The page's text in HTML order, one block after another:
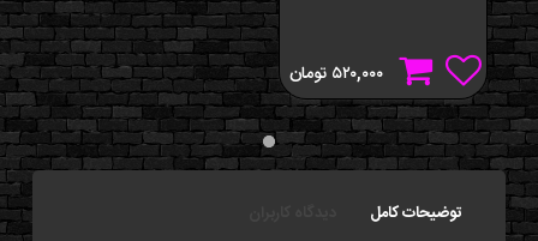
۵۲۰,۰۰۰ تومان
توضیحات کامل